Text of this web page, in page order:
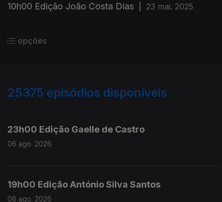
10h00 Edição João Costa Dias 23 mai. 2025
opções
25375 episódios disponíveis
23h00 Edição Gaelle de Castro
06 ago. 2026
19h00 Edição António Silva Santos
06 ago. 2026